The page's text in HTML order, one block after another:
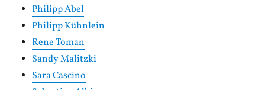
Philipp Abel
Philipp Kühnlein
Rene Toman
Sandy Malitzki
Sara Cascino